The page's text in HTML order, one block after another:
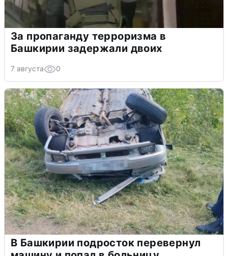
За пропаганду терроризма в
Башкирии задержали двоих
7 августа 0
В Башкирии подросток перевернул